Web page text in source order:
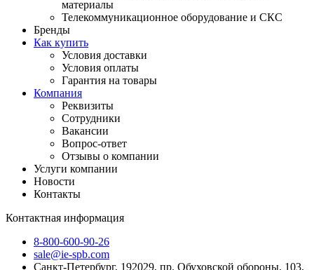
материалы
Телекоммуникационное оборудование и СКС
Бренды
Как купить
Условия доставки
Условия оплаты
Гарантия на товары
Компания
Реквизиты
Сотрудники
Вакансии
Вопрос-ответ
Отзывы о компании
Услуги компании
Новости
Контакты
Контактная информация
8-800-600-90-26
sale@ie-spb.com
Санкт-Петербург, 192029, пр. Обуховской обороны, 103,